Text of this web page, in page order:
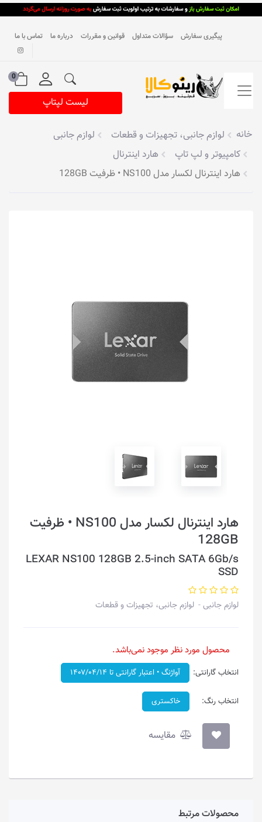
پیگیری سفارش سؤالات متداول قوانین و مقررات درباره ما تماس با ما
0
لیست لپتاپ
خانه لوازم جانبی، تجهیزات و قطعات
لوازم جانبی
کامپیوتر و لپ تاپ
هارد اینترنال
هارد اینترنال لکسار مدل NS100 • ظرفیت 128GB
هارد اینترنال لکسار مدل NS100 • ظرفیت
128GB
LEXAR NS100 128GB 2.5-inch SATA 6Gb/s
SSD
لوازم جانبی لوازم جانبی، تجهیزات و قطعات
محصول مورد نظر موجود نمی‌باشد.
انتخاب گارانتی: آواژنگ • اعتبار گارانتی تا ۱۴۰۷/۰۴/۱۴
انتخاب رنگ: خاکستری
مقایسه
محصولات مرتبط